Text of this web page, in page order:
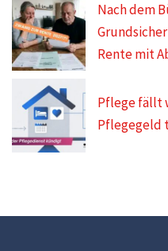
Nach dem
Rente mit
Pflege fällt
Pflegegeld